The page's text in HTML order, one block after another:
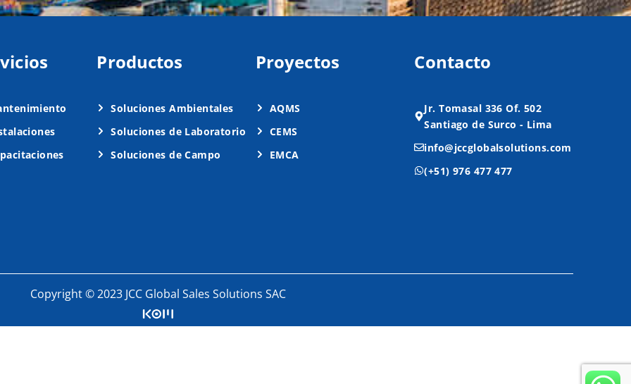
Productos
Soluciones Ambientales
Soluciones de Laboratorio
Soluciones de Campo
Proyectos
AQMS
CEMS
EMCA
Contacto
Jr. Tomasal 336 Of. 502
Santiago de Surco - Lima
info@jccglobalsolutions.com
(+51) 976 477 477
Copyright © 2023 JCC Global Sales Solutions SAC